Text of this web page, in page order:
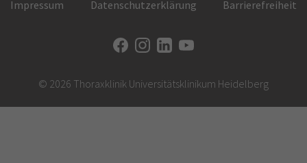
Impressum Datenschutzerklärung Barrierefreiheit
© 2026 Thoraxklinik Universitätsklinikum Heidelberg